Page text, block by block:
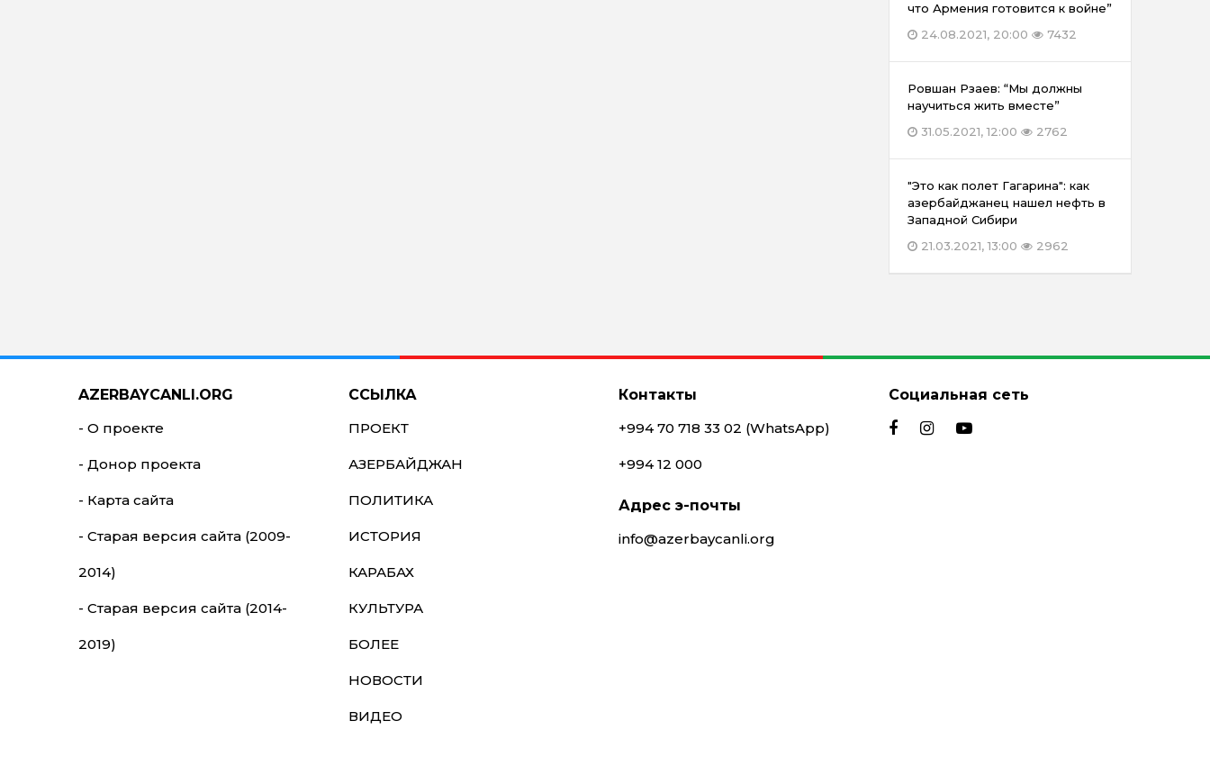
что Армения готовится к войне”
24.08.2021, 20:00
7432
Ровшан Рзаев: “Мы должны
научиться жить вместе”
31.05.2021, 12:00
2762
"Это как полет Гагарина": как
азербайджанец нашел нефть в
Западной Сибири
21.03.2021, 13:00
2962
AZERBAYCANLI.ORG
- О проекте
- Донор проекта
- Карта сайта
- Старая версия сайта (2009-
2014)
- Старая версия сайта (2014-
2019)
ССЫЛКА
ПРОЕКТ
АЗЕРБАЙДЖАН
ПОЛИТИКА
ИСТОРИЯ
КАРАБАХ
КУЛЬТУРА
БОЛЕЕ
НОВОСТИ
ВИДЕО
Контакты
+994 70 718 33 02 (WhatsApp)
+994 12 000
Адрес э-почты
info@azerbaycanli.org
Социальная сеть